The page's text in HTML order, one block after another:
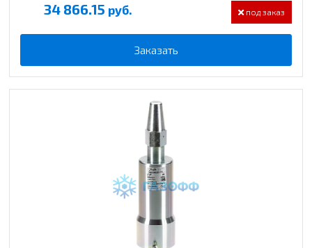
34 866.15 руб. под заказ
Заказать